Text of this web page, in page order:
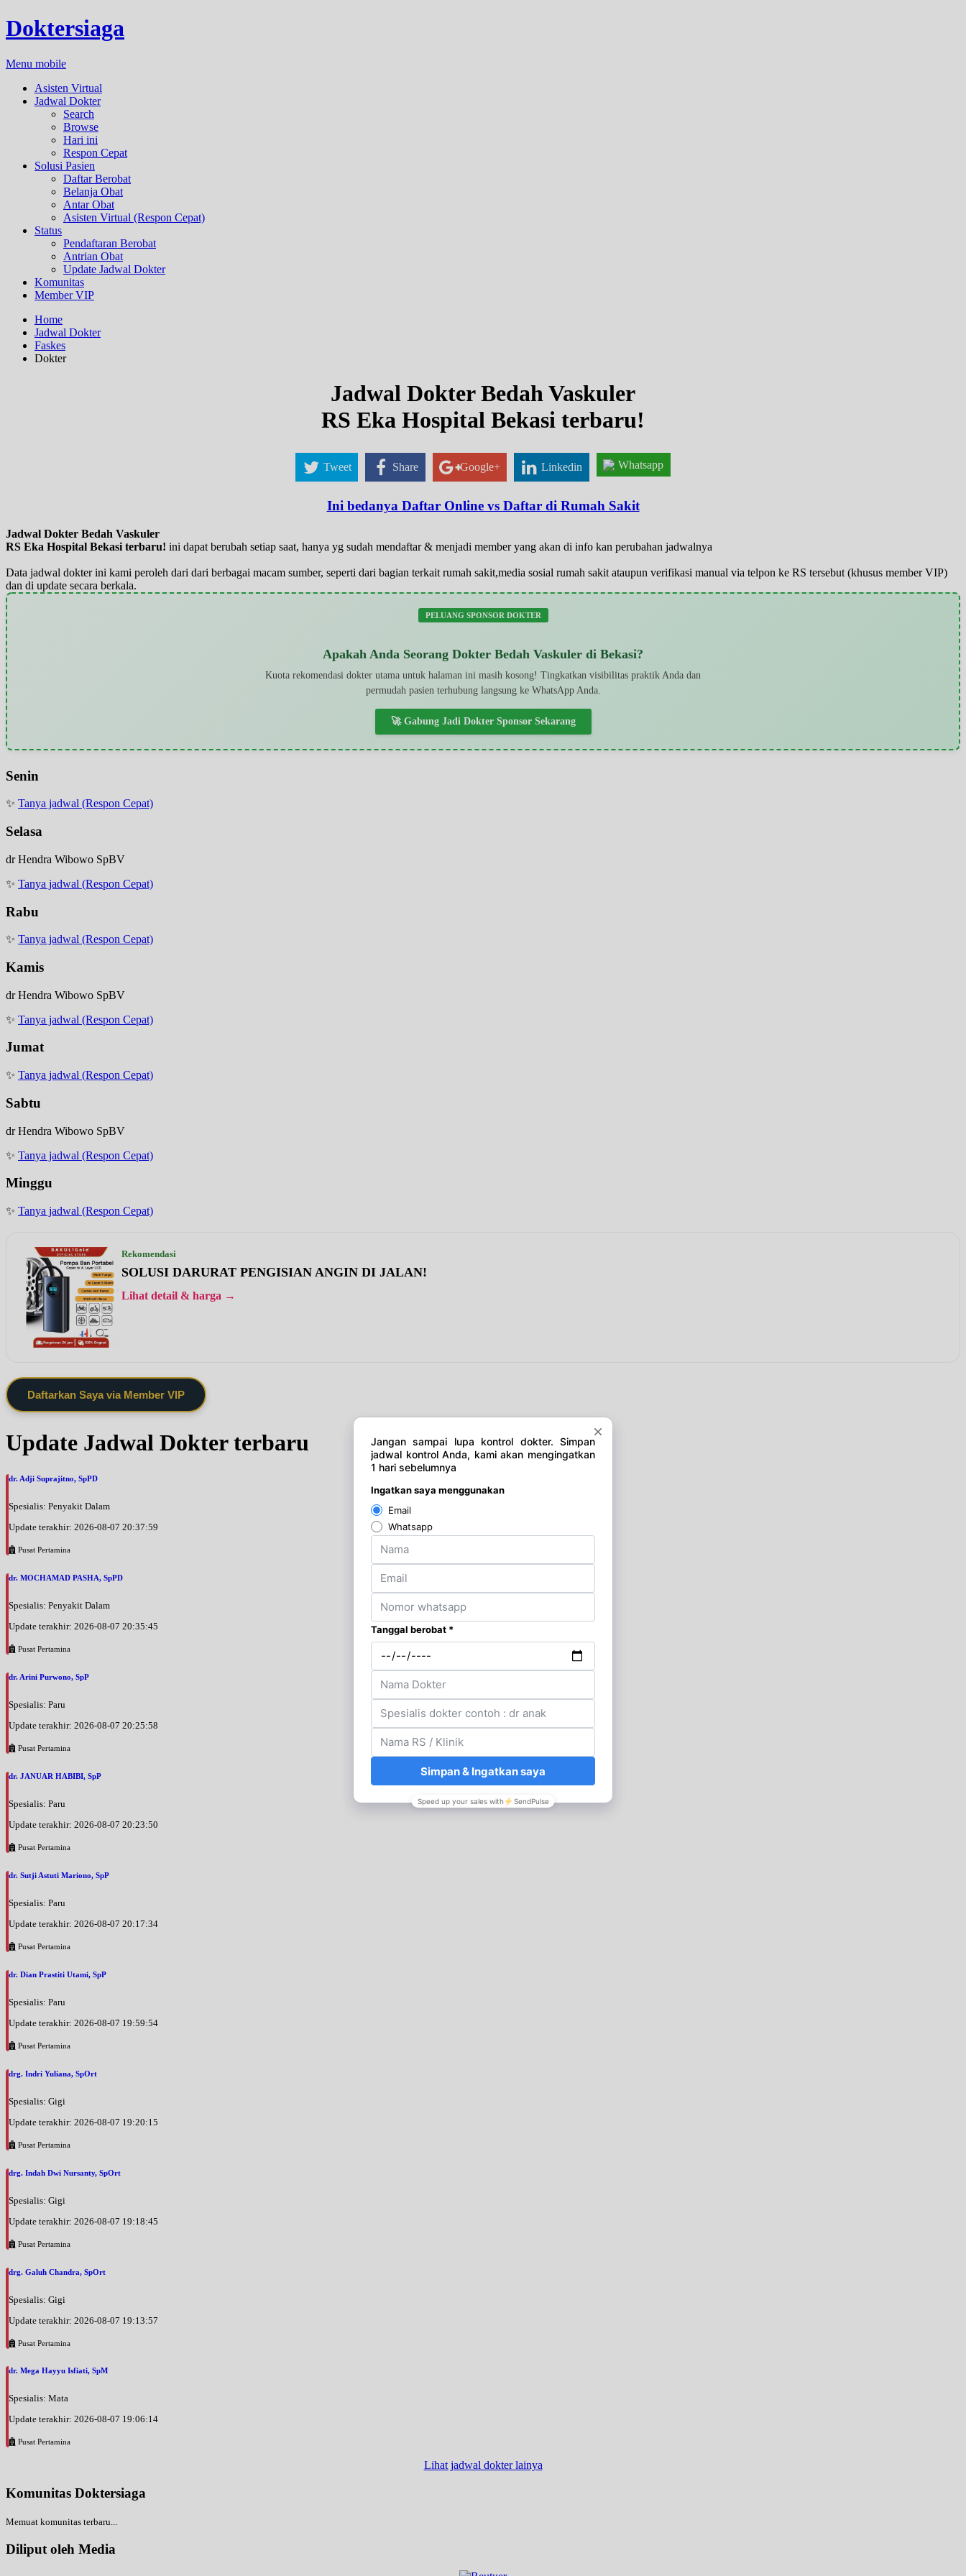
Doktersiaga
Menu mobile
Asisten Virtual
Jadwal Dokter
Search
Browse
Hari ini
Respon Cepat
Solusi Pasien
Daftar Berobat
Belanja Obat
Antar Obat
Asisten Virtual (Respon Cepat)
Status
Pendaftaran Berobat
Antrian Obat
Update Jadwal Dokter
Komunitas
Member VIP
Home
Jadwal Dokter
Faskes
Dokter
Jadwal Dokter Bedah Vaskuler
RS Eka Hospital Bekasi terbaru!
Tweet Share Google+ Linkedin Whatsapp
Ini bedanya Daftar Online vs Daftar di Rumah Sakit
Jadwal Dokter Bedah Vaskuler
RS Eka Hospital Bekasi terbaru! ini dapat berubah setiap saat, hanya yg sudah mendaftar & menjadi member yang akan di info kan perubahan jadwalnya
Data jadwal dokter ini kami peroleh dari dari berbagai macam sumber, seperti dari bagian terkait rumah sakit,media sosial rumah sakit ataupun verifikasi manual via telpon ke RS tersebut (khusus member VIP)
dan di update secara berkala.
PELUANG SPONSOR DOKTER
Apakah Anda Seorang Dokter Bedah Vaskuler di Bekasi?
Kuota rekomendasi dokter utama untuk halaman ini masih kosong! Tingkatkan visibilitas praktik Anda dan
permudah pasien terhubung langsung ke WhatsApp Anda.
🚀 Gabung Jadi Dokter Sponsor Sekarang
Senin
✨ Tanya jadwal (Respon Cepat)
Selasa
dr Hendra Wibowo SpBV
✨ Tanya jadwal (Respon Cepat)
Rabu
✨ Tanya jadwal (Respon Cepat)
Kamis
dr Hendra Wibowo SpBV
✨ Tanya jadwal (Respon Cepat)
Jumat
✨ Tanya jadwal (Respon Cepat)
Sabtu
dr Hendra Wibowo SpBV
✨ Tanya jadwal (Respon Cepat)
Minggu
✨ Tanya jadwal (Respon Cepat)
Rekomendasi
SOLUSI DARURAT PENGISIAN ANGIN DI JALAN!
Lihat detail & harga →
Daftarkan Saya via Member VIP
Update Jadwal Dokter terbaru
dr. Adji Suprajitno, SpPD
Spesialis: Penyakit Dalam
Update terakhir: 2026-08-07 20:37:59
Pusat Pertamina
dr. MOCHAMAD PASHA, SpPD
Spesialis: Penyakit Dalam
Update terakhir: 2026-08-07 20:35:45
Pusat Pertamina
dr. Arini Purwono, SpP
Spesialis: Paru
Update terakhir: 2026-08-07 20:25:58
Pusat Pertamina
dr. JANUAR HABIBI, SpP
Spesialis: Paru
Update terakhir: 2026-08-07 20:23:50
Pusat Pertamina
dr. Sutji Astuti Mariono, SpP
Spesialis: Paru
Update terakhir: 2026-08-07 20:17:34
Pusat Pertamina
dr. Dian Prastiti Utami, SpP
Spesialis: Paru
Update terakhir: 2026-08-07 19:59:54
Pusat Pertamina
drg. Indri Yuliana, SpOrt
Spesialis: Gigi
Update terakhir: 2026-08-07 19:20:15
Pusat Pertamina
drg. Indah Dwi Nursanty, SpOrt
Spesialis: Gigi
Update terakhir: 2026-08-07 19:18:45
Pusat Pertamina
drg. Galuh Chandra, SpOrt
Spesialis: Gigi
Update terakhir: 2026-08-07 19:13:57
Pusat Pertamina
dr. Mega Hayyu Isfiati, SpM
Spesialis: Mata
Update terakhir: 2026-08-07 19:06:14
Pusat Pertamina
Lihat jadwal dokter lainya
Komunitas Doktersiaga
Memuat komunitas terbaru...
Diliput oleh Media